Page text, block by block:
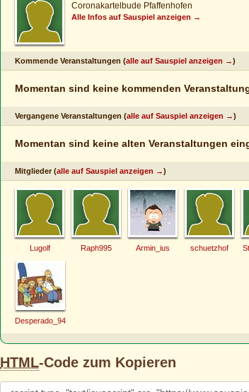
Coronakartelbude Pfaffenhofen
Alle Infos auf Sauspiel anzeigen →
Kommende Veranstaltungen (alle auf Sauspiel anzeigen →)
Momentan sind keine kommenden
Vergangene Veranstaltungen (alle auf Sauspiel anzeigen →)
Momentan sind keine alten Veranstaltungen
Mitglieder (alle auf Sauspiel anzeigen →)
Lugolf Raph995 Armin_ius schuetzhof
Desperado_94
HTML-Code zum Kopieren